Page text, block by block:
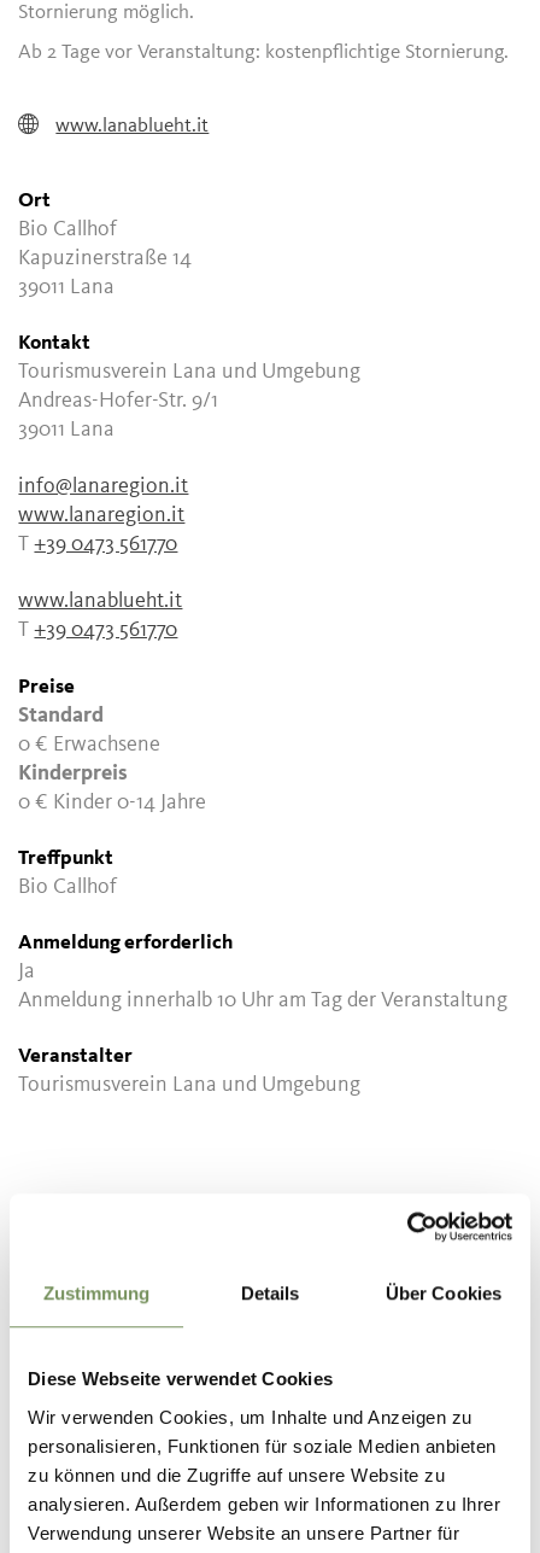
Zustimmung Details Über Cookies
Diese Webseite verwendet Cookies
Wir verwenden Cookies, um Inhalte und Anzeigen zu
personalisieren, Funktionen für soziale Medien anbieten
zu können und die Zugriffe auf unsere Website zu
analysieren. Außerdem geben wir Informationen zu Ihrer
Verwendung unserer Website an unsere Partner für
Stornierung möglich.
Ab 2 Tage vor Veranstaltung: kostenpflichtige Stornierung.
www.lanablueht.it
Ort
Bio Callhof
Kapuzinerstraße 14
39011 Lana
Kontakt
Tourismusverein Lana und Umgebung
Andreas-Hofer-Str. 9/1
39011 Lana
info@lanaregion.it
www.lanaregion.it
T+39 0473 561770
www.lanablueht.it
T+39 0473 561770
Preise
Standard
0 € Erwachsene
Kinderpreis
0 € Kinder 0-14 Jahre
Treffpunkt
Bio Callhof
Anmeldung erforderlich
Ja
Anmeldung innerhalb 10 Uhr am Tag der Veranstaltung
Veranstalter
Tourismusverein Lana und Umgebung